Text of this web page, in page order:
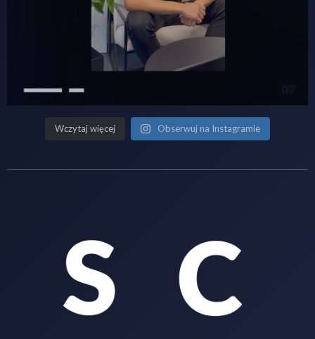
Wczytaj więcej Obserwuj na Instagramie